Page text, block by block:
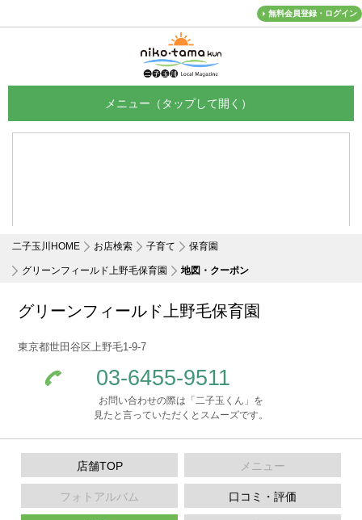
無料会員登録・ログイン
二子玉川HOME お店検索 子育て 保育園
グリーンフィールド上野毛保育園 地図・クーポン
グリーンフィールド上野毛保育園
東京都世田谷区上野毛1-9-7
03-6455-9511
お問い合わせの際は「二子玉くん」を
見たと言っていただくとスムーズです。
店舗TOP メニュー
フォトアルバム 口コミ・評価
メニュー